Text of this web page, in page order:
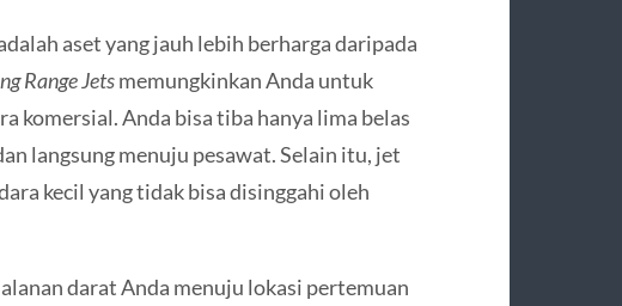
aset yang jauh lebih berharga daripada
Range Jetsmemungkinkan Anda untuk
komersial. Anda bisa tiba hanya lima belas
langsung menuju pesawat. Selain itu, jet
kecil yang tidak bisa disinggahi oleh
darat Anda menuju lokasi pertemuan